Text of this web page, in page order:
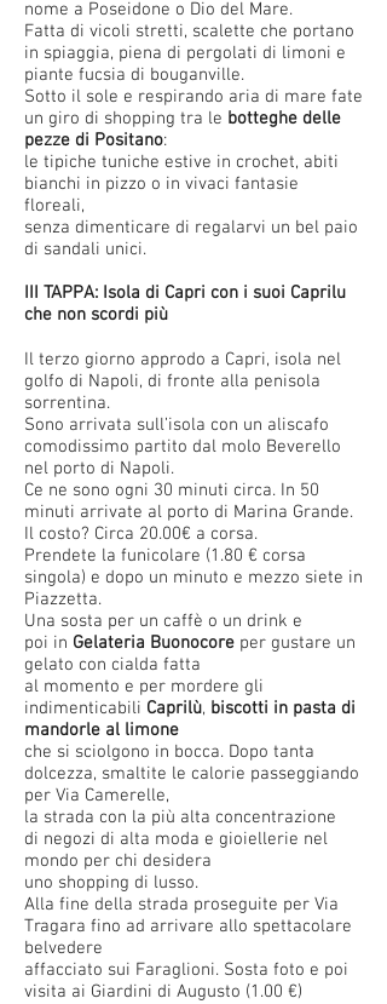
nome a Poseidone o Dio del Mare.
Fatta di vicoli stretti, scalette che portano
in spiaggia, piena di pergolati di limoni e
piante fucsia di bouganville.
Sotto il sole e respirando aria di mare fate
un giro di shopping tra le botteghe delle
pezze di Positano:
le tipiche tuniche estive in crochet, abiti
bianchi in pizzo o in vivaci fantasie
floreali,
senza dimenticare di regalarvi un bel paio
di sandali unici.
III TAPPA: Isola di Capri con i suoi Caprilu
che non scordi più
Il terzo giorno approdo a Capri, isola nel
golfo di Napoli, di fronte alla penisola
sorrentina.
Sono arrivata sull’isola con un aliscafo
comodissimo partito dal molo Beverello
nel porto di Napoli.
Ce ne sono ogni 30 minuti circa. In 50
minuti arrivate al porto di Marina Grande.
Il costo? Circa 20.00€ a corsa.
Prendete la funicolare (1.80 € corsa
singola) e dopo un minuto e mezzo siete in
Piazzetta.
Una sosta per un caffè o un drink e
poi in Gelateria Buonocore per gustare un
gelato con cialda fatta
al momento e per mordere gli
indimenticabili Caprilù, biscotti in pasta di
mandorle al limone
che si sciolgono in bocca. Dopo tanta
dolcezza, smaltite le calorie passeggiando
per Via Camerelle,
la strada con la più alta concentrazione
di negozi di alta moda e gioiellerie nel
mondo per chi desidera
uno shopping di lusso.
Alla fine della strada proseguite per Via
Tragara fino ad arrivare allo spettacolare
belvedere
affacciato sui Faraglioni. Sosta foto e poi
visita ai Giardini di Augusto (1.00 €)